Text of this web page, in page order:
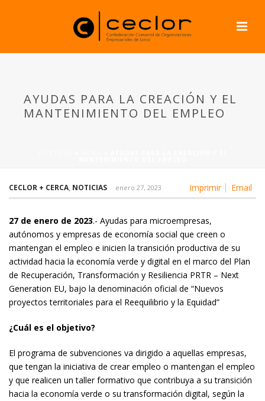
AYUDAS PARA LA CREACIÓN Y EL
MANTENIMIENTO DEL EMPLEO
Imprimir Email
CECLOR + CERCA, NOTICIAS enero 27, 2023
27 de enero de 2023.- Ayudas para microempresas,
autónomos y empresas de economía social que creen o
mantengan el empleo e inicien la transición productiva de su
actividad hacia la economía verde y digital en el marco del Plan
de Recuperación, Transformación y Resiliencia PRTR – Next
Generation EU, bajo la denominación oficial de “Nuevos
proyectos territoriales para el Reequilibrio y la Equidad”
¿Cuál es el objetivo?
El programa de subvenciones va dirigido a aquellas empresas,
que tengan la iniciativa de crear empleo o mantengan el empleo
y que realicen un taller formativo que contribuya a su transición
hacia la economía verde o su transformación digital, según la